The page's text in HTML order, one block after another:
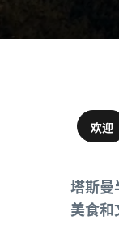
欢迎
塔斯
美食和